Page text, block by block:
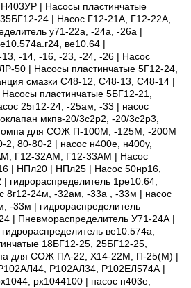
| Насосы пластинчатые
24 | Насос Г12-21А, Г12-22А,
у71-22а, -24а, -26а |
ве10.64 |
-14, -16, -23, -24, -26 | Насос
50 | Насосы пластинчатые 5Г12-24,
смазки С48-12, С48-13, С48-14 |
пластинчатые 5БГ12-21,
25г12-24, -25ам, -33 | насос
мкпв-20/3с2р2, -20/3с2р3,
для СОЖ П-100М, -125М, -200М
2, 80-80-2 | насос н400е, н400у,
Г12-32АМ, Г12-33АМ | Насос
| НПл20 | НПл25 | Насос 50нр16,
гидрораспределитель 1ре10.64,
8г12-24м, -32ам, -33а , -33м | насос
-33м | гидрораспределитель
| Пневмораспределитель У71-24А |
ве10.574а,
18БГ12-25, 25БГ12-25,
для СОЖ ПА-22, Х14-22М, П-25(М) |
Р102АЛ34, Р102ЕЛ574А |
рх1044100 | насос н403е,